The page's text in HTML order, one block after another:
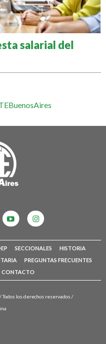
salarial del
SECCIONALES
HISTORIA
PREGUNTAS FRECUENTES
CONTACTO
/ Todos los derechos reservados /